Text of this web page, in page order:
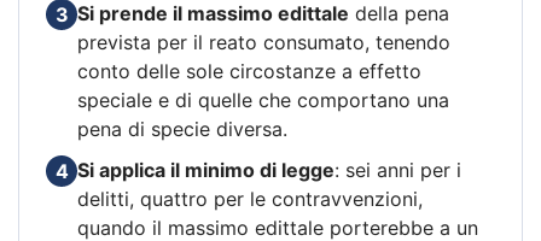
3 Si prende il massimo edittale della pena
prevista per il reato consumato, tenendo
conto delle sole circostanze a effetto
speciale e di quelle che comportano una
pena di specie diversa.
4 Si applica il minimo di legge: sei anni per i
delitti, quattro per le contravvenzioni,
quando il massimo edittale porterebbe a un